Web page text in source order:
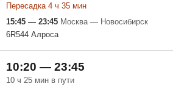
Пересадка 4 ч 35 мин
15:45 — 23:45 Москва — Новосибирск
6R544 Алроса
10:20 — 23:45
10 ч 25 мин в пути